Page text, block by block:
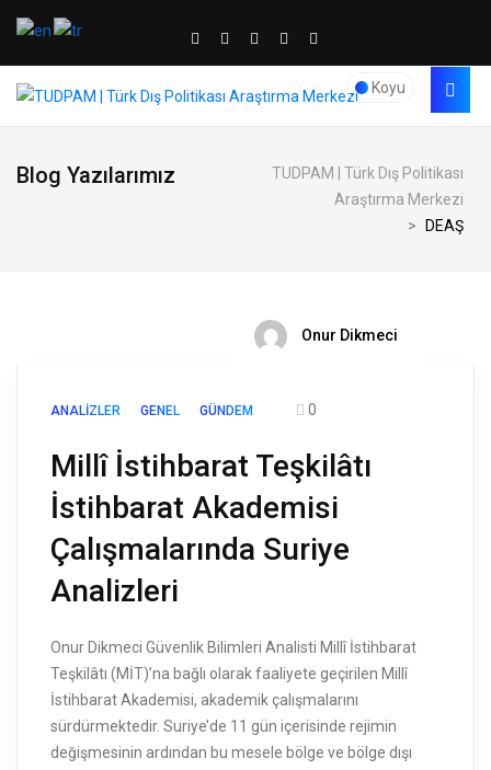
Koyu
Blog Yazılarımız
TUDPAM | Türk Dış Politikası
Araştırma Merkezi
>
DEAŞ
Onur Dikmeci
ANALIZLER GENEL GÜNDEM 0
Millî İstihbarat Teşkilâtı
İstihbarat Akademisi
Çalışmalarında Suriye
Analizleri
Onur Dikmeci Güvenlik Bilimleri Analisti Millî İstihbarat
Teşkilâtı (MİT)’na bağlı olarak faaliyete geçirilen Millî
İstihbarat Akademisi, akademik çalışmalarını
sürdürmektedir. Suriye’de 11 gün içerisinde rejimin
değişmesinin ardından bu mesele bölge ve bölge dışı